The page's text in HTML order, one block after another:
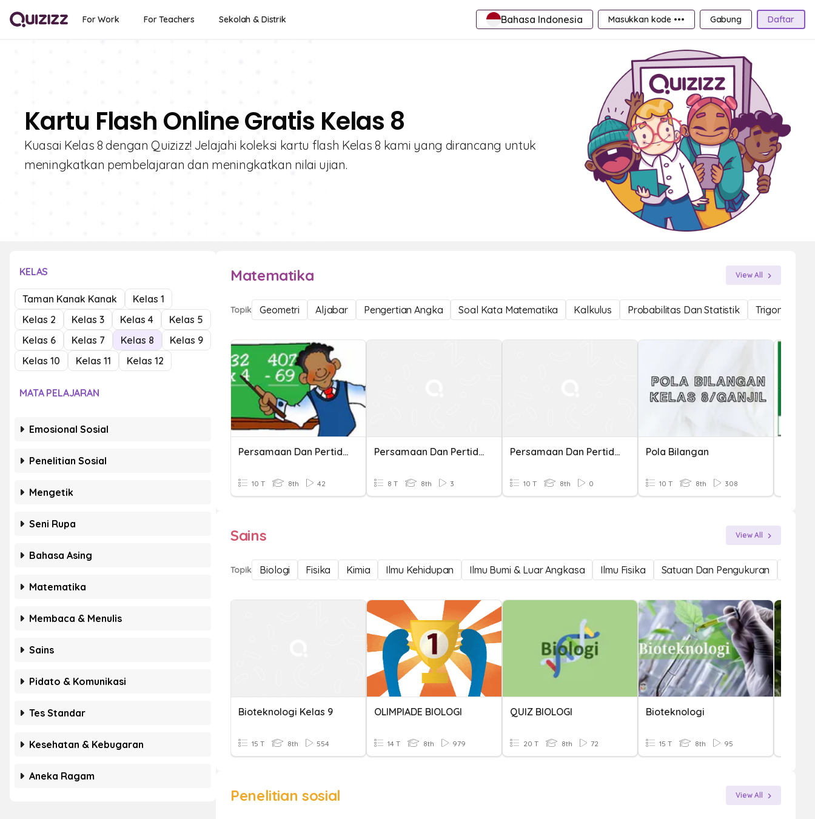
For Work For Teachers Sekolah & Distrik Bahasa Indonesia Masukkan kode ••• Gabung Daftar
Kartu Flash Online Gratis Kelas 8
Kuasai Kelas 8 dengan Quizizz! Jelajahi koleksi kartu flash Kelas 8 kami yang dirancang untuk
meningkatkan pembelajaran dan meningkatkan nilai ujian.
KELAS
Taman Kanak Kanak
Kelas 1
Kelas 2
Kelas 3 Kelas 4
Kelas 5
Kelas 6
Kelas 7 Kelas 8
Kelas 9
Kelas 10
Kelas 11 Kelas 12
MATA PELAJARAN
Emosional Sosial
Penelitian Sosial
Mengetik
Seni Rupa
Bahasa Asing
Matematika
Membaca & Menulis
Sains
Pidato & Komunikasi
Tes Standar
Kesehatan & Kebugaran
Aneka Ragam
Matematika View All
Topik Geometri Aljabar Pengertian Angka Soal Kata Matematika Kalkulus Probabilitas Dan Statistik Trigonometri
Persamaan Dan Pertidaksamaan Linier Satu Variabel
10 T 8th 42
Persamaan Dan Pertidaksamaan
8 T 8th 3
Persamaan Dan Pertidaksamaan Linier
10 T 8th 0
Pola Bilangan
10 T 8th 308
Sains View All
Topik Biologi Fisika Kimia Ilmu Kehidupan Ilmu Bumi & Luar Angkasa Ilmu Fisika Satuan Dan Pengukuran
Bioteknologi Kelas 9
15 T 8th 554
OLIMPIADE BIOLOGI
14 T 8th 979
QUIZ BIOLOGI
20 T 8th 72
Bioteknologi
15 T 8th 95
Penelitian sosial View All